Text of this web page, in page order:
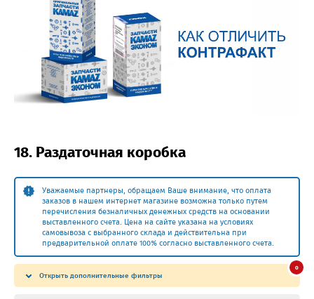
18. Раздаточная коробка
Уважаемые партнеры, обращаем Ваше внимание, что оплата
заказов в нашем интернет магазине возможна только путем
перечисления безналичных денежных средств на основании
выставленного счета. Цена на сайте указана на условиях
самовывоза с выбранного склада и действительна при
предварительной оплате 100% согласно выставленного счета.
Открыть дополнительные фильтры
0